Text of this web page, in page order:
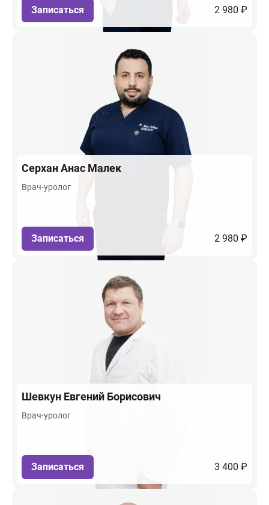
Записаться 2 980 ₽
СерханАнас Малек
Врач-уролог
Записаться 2 980 ₽
Шевкун Евгений Борисович
Врач-уролог
Записаться 3 400 ₽